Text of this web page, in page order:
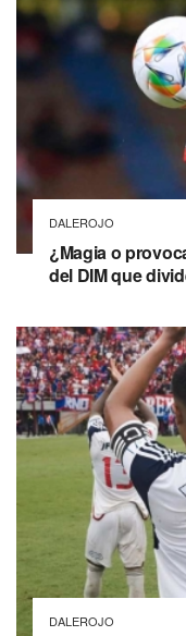
DALEROJO
¿Magia o
del DIM que
DALEROJO